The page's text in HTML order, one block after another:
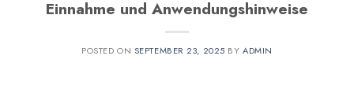
Einnahme und Anwendungshinweise
POSTED ON SEPTEMBER 23, 2025 BYADMIN